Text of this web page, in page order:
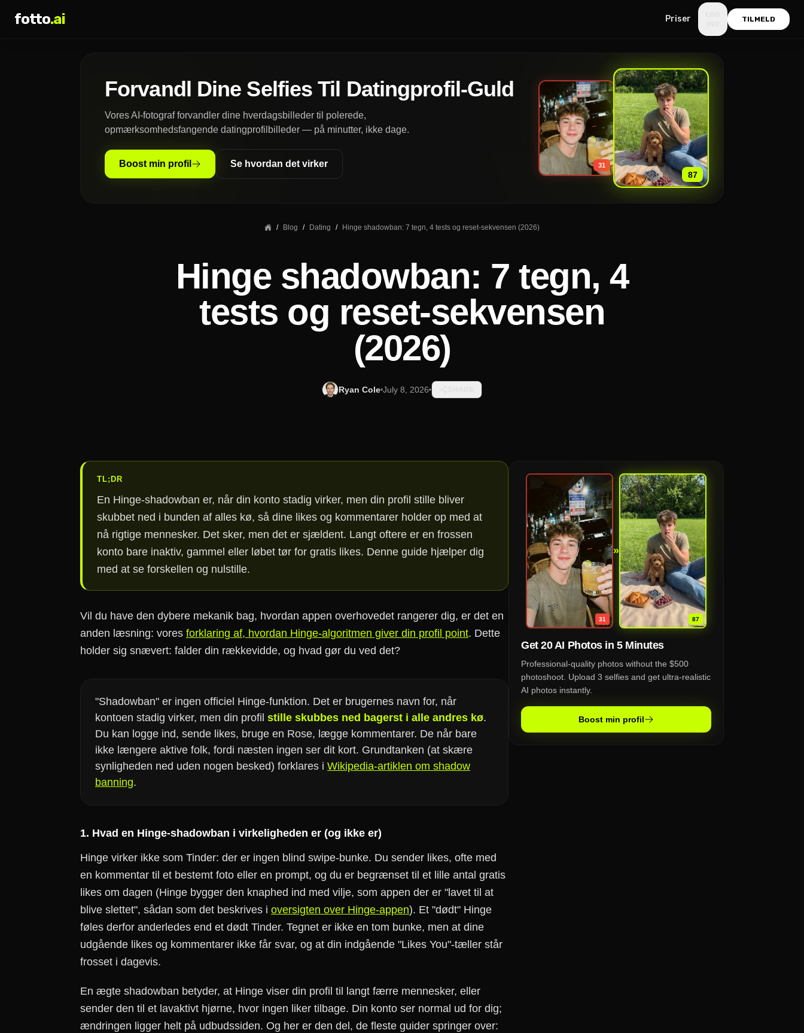
fotto.ai Priser TILMELD
Forvandl Dine Selfies Til Datingprofil-Guld
Vores AI-fotograf forvandler dine hverdagsbilleder til polerede,
opmærksomhedsfangende datingprofilbilleder — på minutter, ikke dage.
Boost min profil Se hvordan det virker 31
»
87
/ Blog / Dating / Hinge shadowban: 7 tegn, 4 tests og reset-sekvensen (2026)
Hinge shadowban: 7 tegn, 4
tests og reset-sekvensen
(2026)
Ryan Cole July 8, 2026
TL;DR
En Hinge-shadowban er, når din konto stadig virker, men din profil stille bliver
skubbet ned i bunden af alles kø, så dine likes og kommentarer holder op med at
nå rigtige mennesker. Det sker, men det er sjældent. Langt oftere er en frossen
konto bare inaktiv, gammel eller løbet tør for gratis likes. Denne guide hjælper dig
med at se forskellen og nulstille.
Vil du have den dybere mekanik bag, hvordan appen overhovedet rangerer dig, er det en
anden læsning: vores forklaring af, hvordan Hinge-algoritmen giver din profil point. Dette
holder sig snævert: falder din rækkevidde, og hvad gør du ved det?
"Shadowban" er ingen officiel Hinge-funktion. Det er brugernes navn for, når
kontoen stadig virker, men din profil stille skubbes ned bagerst i alle andres kø.
Du kan logge ind, sende likes, bruge en Rose, lægge kommentarer. De når bare
ikke længere aktive folk, fordi næsten ingen ser dit kort. Grundtanken (at skære
synligheden ned uden nogen besked) forklares i Wikipedia-artiklen om shadow
banning.
1. Hvad en Hinge-shadowban i virkeligheden er (og ikke er)
Hinge virker ikke som Tinder: der er ingen blind swipe-bunke. Du sender likes, ofte med
en kommentar til et bestemt foto eller en prompt, og du er begrænset til et lille antal gratis
likes om dagen (Hinge bygger den knaphed ind med vilje, som appen der er "lavet til at
blive slettet", sådan som det beskrives i oversigten over Hinge-appen). Et "dødt" Hinge
føles derfor anderledes end et dødt Tinder. Tegnet er ikke en tom bunke, men at dine
udgående likes og kommentarer ikke får svar, og at din indgående "Likes You"-tæller står
frosset i dagevis.
En ægte shadowban betyder, at Hinge viser din profil til langt færre mennesker, eller
sender den til et lavaktivt hjørne, hvor ingen liker tilbage. Din konto ser normal ud for dig;
ændringen ligger helt på udbudssiden. Og her er den del, de fleste guider springer over:
31
»
87
Get 20 AI Photos in 5 Minutes
Professional-quality photos without the $500
photoshoot. Upload 3 selfies and get ultra-realistic
AI photos instantly.
Boost min profil